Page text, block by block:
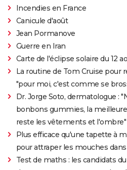
Incendies en France
Canicule d'août
Jean Pormanove
Guerre en Iran
Carte de l'éclipse solaire du 12
La routine de Tom Cruise pour
"pour moi, c'est comme se
Dr. Jorge Soto, dermatologue :
bonbons gummies, la
reste les vêtements et l'ombre"
Plus efficace qu'une tapette à
pour attraper les mouches
Test de maths : les candidats